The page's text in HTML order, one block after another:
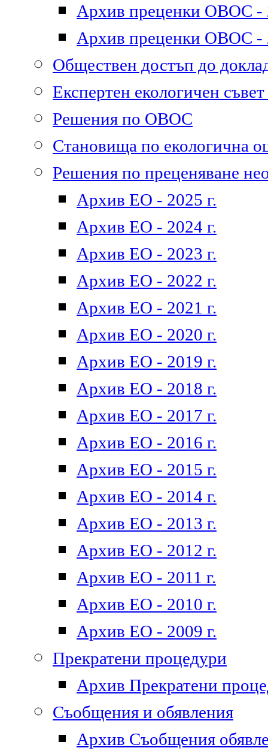
Архив преценки ОВОС -
Архив преценки ОВОС -
Обществен достъп до
Експертен екологичен
Решения по ОВОС
Становища по екологична
Решения по преценяване
Архив ЕО - 2025 г.
Архив ЕО - 2024 г.
Архив ЕО - 2023 г.
Архив ЕО - 2022 г.
Архив ЕО - 2021 г.
Архив ЕО - 2020 г.
Архив ЕО - 2019 г.
Архив ЕО - 2018 г.
Архив ЕО - 2017 г.
Архив ЕО - 2016 г.
Архив ЕО - 2015 г.
Архив ЕО - 2014 г.
Архив ЕО - 2013 г.
Архив ЕО - 2012 г.
Архив ЕО - 2011 г.
Архив ЕО - 2010 г.
Архив ЕО - 2009 г.
Прекратени процедури
Архив Прекратени
Съобщения и обявления
Архив Съобщения